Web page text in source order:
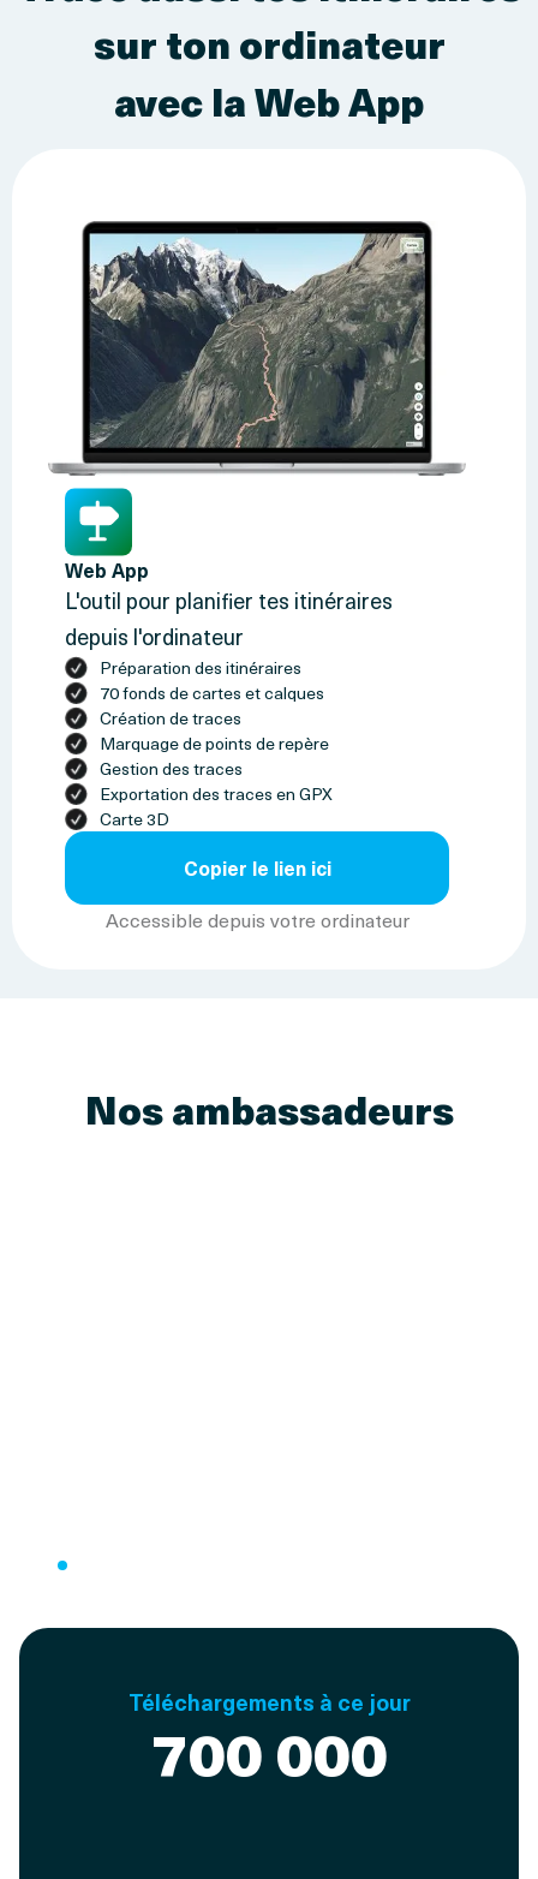
sur ton ordinateur
avec la Web App
Web App
L'outil pour planifier tes itinéraires
depuis l'ordinateur
Préparation des itinéraires
70 fonds de cartes et calques
Création de traces
Marquage de points de repère
Gestion des traces
Exportation des traces en GPX
Carte 3D
Copier le lien ici
Accessible depuis votre ordinateur
Nos ambassadeurs
Téléchargements à ce jour
700 000